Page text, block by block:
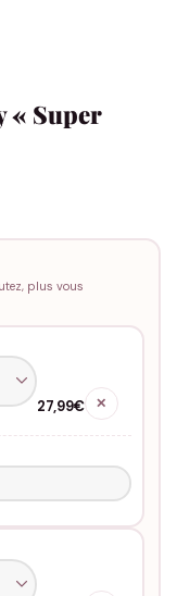
« Super
plus vous
27,99€ ✕